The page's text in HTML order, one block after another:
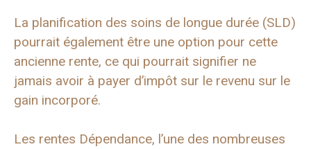
La planification des soins de longue durée (SLD)
pourrait également être une option pour cette
ancienne rente, ce qui pourrait signifier ne
jamais avoir à payer d’impôt sur le revenu sur le
gain incorporé.
Les rentes Dépendance, l’une des nombreuses